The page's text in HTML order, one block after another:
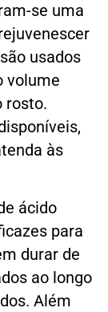
se uma
usados
volume
rosto.
às
ácido
para
durar de
ao longo
Além